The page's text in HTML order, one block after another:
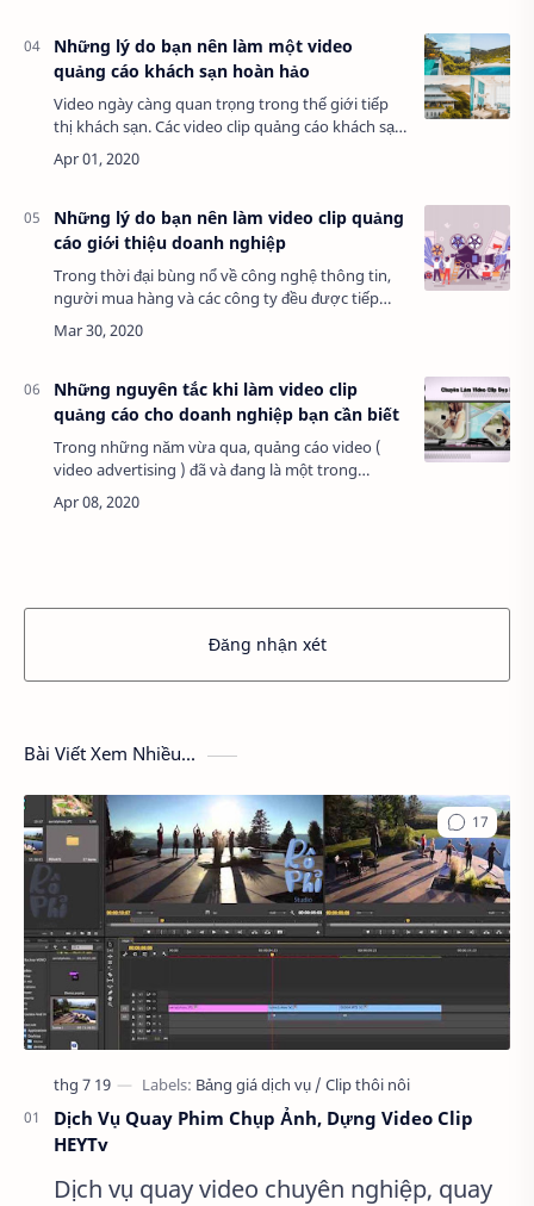
Những lý do bạn nên làm một video
quảng cáo khách sạn hoàn hảo
Video ngày càng quan trọng trong thế giới tiếp
thị khách sạn. Các video clip quảng cáo khách sạn
phù hợp có thể tạo ra sự khác biệt lớn về doanh
số và nâng cao danh tiếng khách sạn…
Những lý do bạn nên làm video clip quảng
cáo giới thiệu doanh nghiệp
Trong thời đại bùng nổ về công nghệ thông tin,
người mua hàng và các công ty đều được tiếp
xúc với nguồn thông tin dồi dào, thị trường cạnh
tranh khốc liệt không còn chỉ giới hạn b…
Những nguyên tắc khi làm video clip
quảng cáo cho doanh nghiệp bạn cần biết
Trong những năm vừa qua, quảng cáo video (
video advertising ) đã và đang là một trong
những xu hướng bùng nổ của ngành quảng cáo
số nói chung. Nhiều thống kê và nghiên cứu đã
Đăng nhận xét
Bài Viết Xem Nhiều...
Dịch Vụ Quay Phim Chụp Ảnh, Dựng Video Clip
HEYTv
Dịch vụ quay video chuyên nghiệp, quay